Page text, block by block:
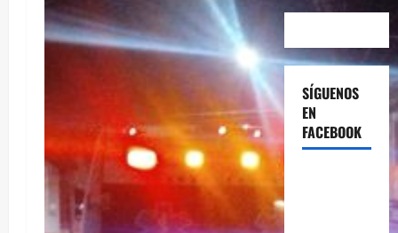
SÍGUENOS
EN
FACEBOOK